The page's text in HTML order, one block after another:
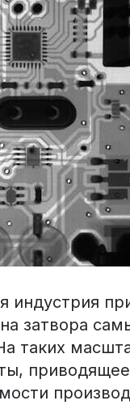
индустрия
затвора
таких
приводящее